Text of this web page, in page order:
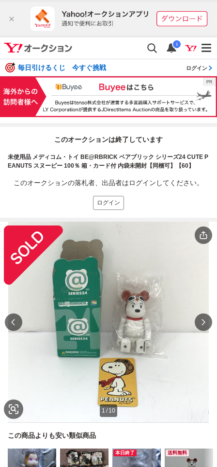
i
毎日引けるくじ 今すぐ挑戦 ログイン
このオークションは終了しています
未使用品 メディコム・トイ BE@RBRICK ベアブリック シリーズ24 CUTE P
EANUTS スヌーピー 100％ 箱・カード付 内袋未開封【同梱可】【60】
このオークションの落札者、出品者はログインしてください。
ログイン
1 / 10
この商品よりも安い類似商品
本日終了 送料無料